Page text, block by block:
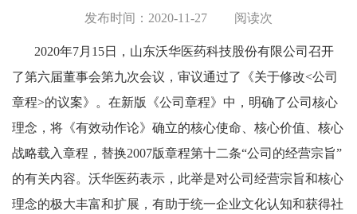
发布时间：2020-11-27 阅读次
2020年7月15日，山东沃华医药科技股份有限公司召开
了第六届董事会第九次会议，审议通过了《关于修改<公司
章程>的议案》。在新版《公司章程》中，明确了公司核心
理念，将《有效动作论》确立的核心使命、核心价值、核心
战略载入章程，替换2007版章程第十二条“公司的经营宗旨”
的有关内容。沃华医药表示，此举是对公司经营宗旨和核心
理念的极大丰富和扩展，有助于统一企业文化认知和获得社